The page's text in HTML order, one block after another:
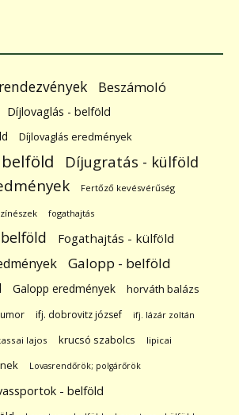
Beszámoló
Díjlovaglás - belföld
Díjlovaglás eredmények
Díjugratás - külföld
Fertőző kevésvérűség
fogathajtás
Fogathajtás - külföld
Galopp - belföld
Galopp eredmények horváth balázs
ifj. dobrovitz józsef ifj. lázár zoltán
lajos krucsó szabolcs lipicai
Lovasrendőrök; polgárőrök
- belföld